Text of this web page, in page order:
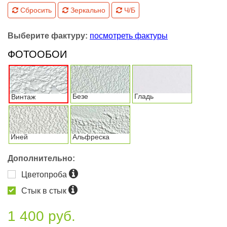
Сбросить Зеркально Ч/Б
Выберите фактуру: посмотреть фактуры
ФОТООБОИ
Винтаж Безе Гладь
Иней Альфреска
Дополнительно:
Цветопроба
Стык в стык
1 400 руб.